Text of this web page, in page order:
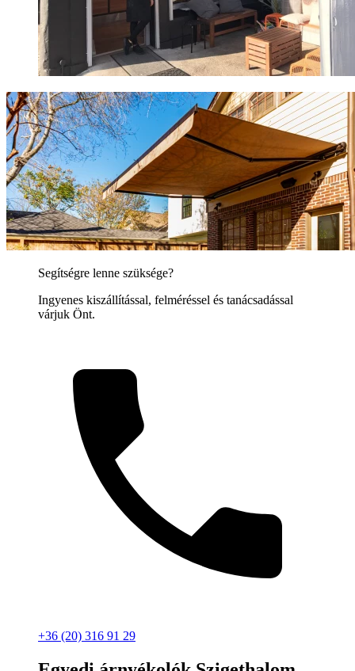
Segítségre lenne szüksége?
Ingyenes kiszállítással, felméréssel és tanácsadással
várjuk Önt.
+36 (20) 316 91 29